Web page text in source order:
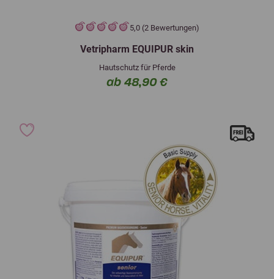
5,0 (2 Bewertungen)
Vetripharm EQUIPUR skin
Hautschutz für Pferde
ab 48,90 €